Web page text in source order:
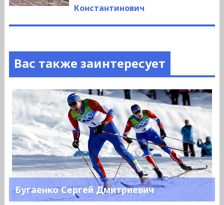
Константинович
Вас также заинтересует
Бугаенко Сергей Дмитриевич